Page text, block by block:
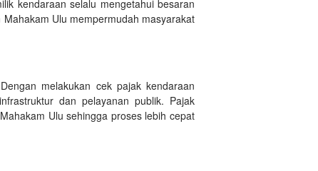
kendaraan selalu mengetahui besaran
Ulu mempermudah masyarakat
melakukan cek pajak kendaraan
dan pelayanan publik. Pajak
Ulu sehingga proses lebih cepat